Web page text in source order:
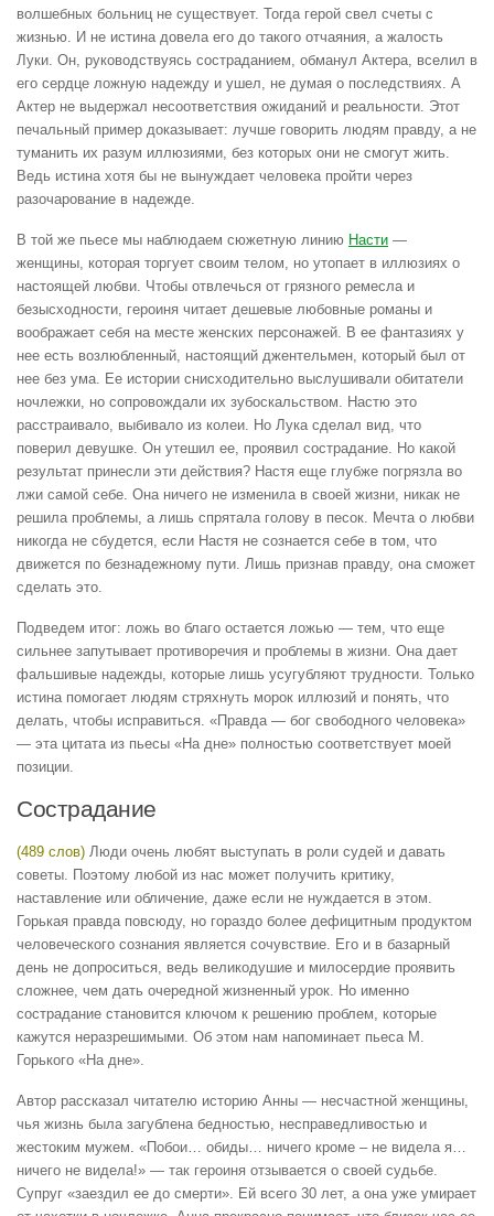
волшебных больниц не существует. Тогда герой свел счеты с
жизнью. И не истина довела его до такого отчаяния, а жалость
Луки. Он, руководствуясь состраданием, обманул Актера, вселил в
его сердце ложную надежду и ушел, не думая о последствиях. А
Актер не выдержал несоответствия ожиданий и реальности. Этот
печальный пример доказывает: лучше говорить людям правду, а не
туманить их разум иллюзиями, без которых они не смогут жить.
Ведь истина хотя бы не вынуждает человека пройти через
разочарование в надежде.
В той же пьесе мы наблюдаем сюжетную линию Насти —
женщины, которая торгует своим телом, но утопает в иллюзиях о
настоящей любви. Чтобы отвлечься от грязного ремесла и
безысходности, героиня читает дешевые любовные романы и
воображает себя на месте женских персонажей. В ее фантазиях у
нее есть возлюбленный, настоящий джентельмен, который был от
нее без ума. Ее истории снисходительно выслушивали обитатели
ночлежки, но сопровождали их зубоскальством. Настю это
расстраивало, выбивало из колеи. Но Лука сделал вид, что
поверил девушке. Он утешил ее, проявил сострадание. Но какой
результат принесли эти действия? Настя еще глубже погрязла во
лжи самой себе. Она ничего не изменила в своей жизни, никак не
решила проблемы, а лишь спрятала голову в песок. Мечта о любви
никогда не сбудется, если Настя не сознается себе в том, что
движется по безнадежному пути. Лишь признав правду, она сможет
сделать это.
Подведем итог: ложь во благо остается ложью — тем, что еще
сильнее запутывает противоречия и проблемы в жизни. Она дает
фальшивые надежды, которые лишь усугубляют трудности. Только
истина помогает людям стряхнуть морок иллюзий и понять, что
делать, чтобы исправиться. «Правда — бог свободного человека»
— эта цитата из пьесы «На дне» полностью соответствует моей
позиции.
Сострадание
(489 слов) Люди очень любят выступать в роли судей и давать
советы. Поэтому любой из нас может получить критику,
наставление или обличение, даже если не нуждается в этом.
Горькая правда повсюду, но гораздо более дефицитным продуктом
человеческого сознания является сочувствие. Его и в базарный
день не допроситься, ведь великодушие и милосердие проявить
сложнее, чем дать очередной жизненный урок. Но именно
сострадание становится ключом к решению проблем, которые
кажутся неразрешимыми. Об этом нам напоминает пьеса М.
Горького «На дне».
Автор рассказал читателю историю Анны — несчастной женщины,
чья жизнь была загублена бедностью, несправедливостью и
жестоким мужем. «Побои… обиды… ничего кроме – не видела я…
ничего не видела!» — так героиня отзывается о своей судьбе.
Супруг «заездил ее до смерти». Ей всего 30 лет, а она уже умирает